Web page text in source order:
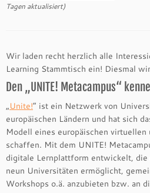
Tagen aktualisiert)
Wir laden recht herzlich alle
Learning Stammtisch ein! Diesmal
Den „UNITE! Metacampus“
„Unite!“ ist ein Netzwerk von
europäischen Ländern und hat sich
Modell eines europäischen virtuellen
schaffen. Mit dem UNITE!
digitale Lernplattform entwickelt, die
neun Universitäten ermöglicht,
Workshops o.ä. anzubieten bzw. an